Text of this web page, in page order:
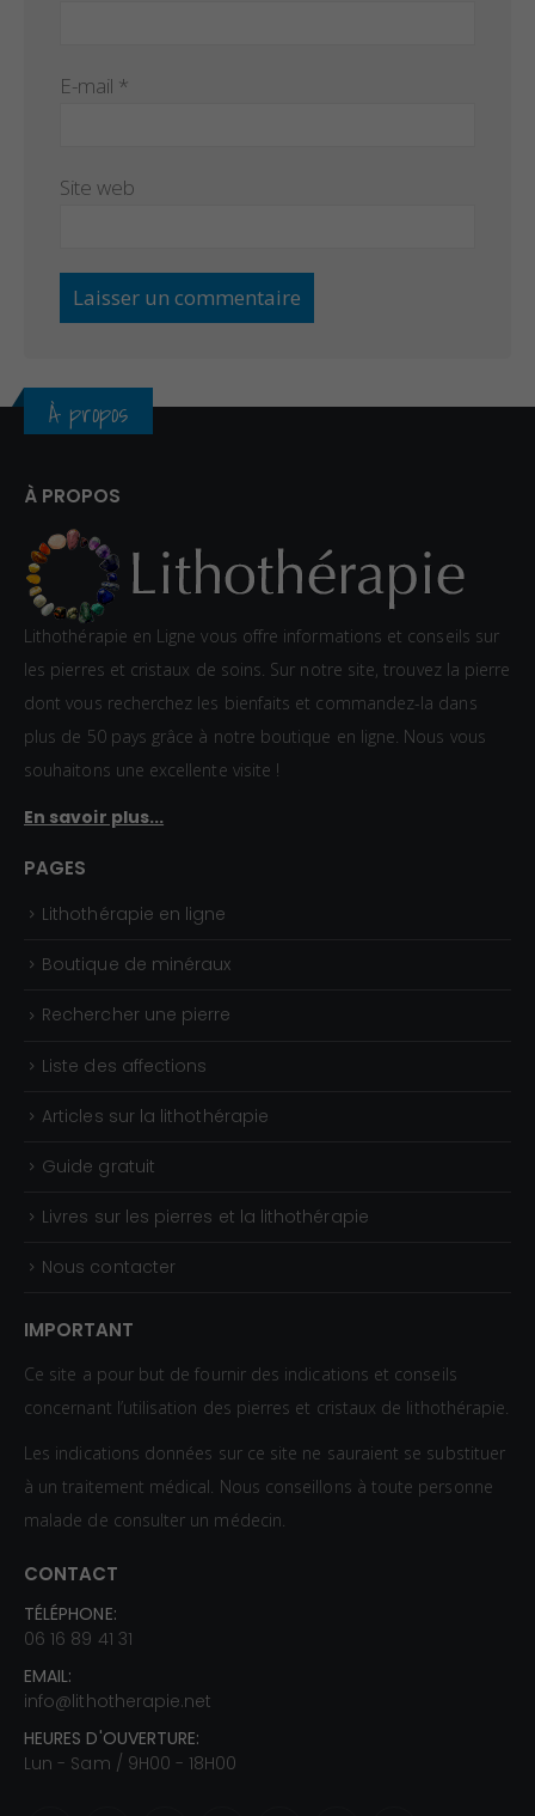
E-mail *
Site web
À propos
À PROPOS
Lithothérapie en Ligne vous offre informations et conseils sur
les pierres et cristaux de soins. Sur notre site, trouvez la pierre
dont vous recherchez les bienfaits et commandez-la dans
plus de 50 pays grâce à notre boutique en ligne. Nous vous
souhaitons une excellente visite !
En savoir plus...
PAGES
Lithothérapie en ligne
Boutique de minéraux
Rechercher une pierre
Liste des affections
Articles sur la lithothérapie
Guide gratuit
Livres sur les pierres et la lithothérapie
Nous contacter
IMPORTANT
Ce site a pour but de fournir des indications et conseils
concernant l’utilisation des pierres et cristaux de lithothérapie.
Les indications données sur ce site ne sauraient se substituer
à un traitement médical. Nous conseillons à toute personne
malade de consulter un médecin.
CONTACT
TÉLÉPHONE:
06 16 89 41 31
EMAIL:
info@lithotherapie.net
HEURES D'OUVERTURE:
Lun - Sam / 9H00 - 18H00